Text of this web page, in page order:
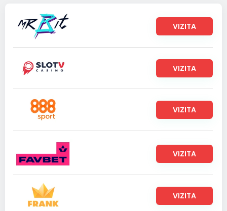
VIZITA
VIZITA
VIZITA
VIZITA
VIZITA